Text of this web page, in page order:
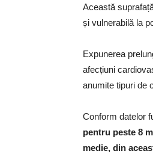
Această
și vulnerabilă la
Expunerea
afecțiuni
anumite tipuri de
Conform datelor
pentru peste 8
medie, din